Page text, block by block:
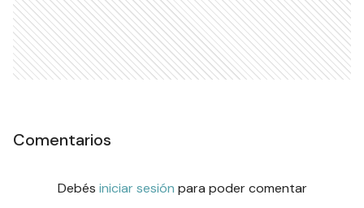
Comentarios
Debés iniciar sesión para poder comentar